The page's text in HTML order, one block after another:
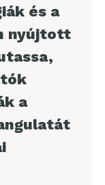
és a
nyújtott
a